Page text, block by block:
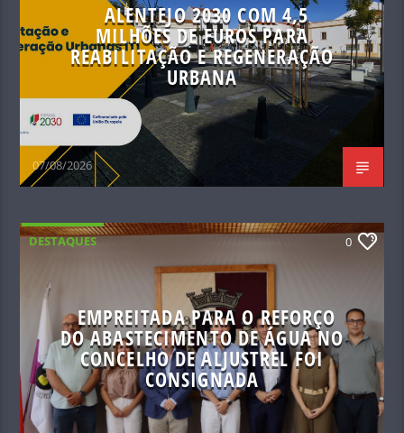
ALENTEJO 2030 COM 4,5
MILHÕES DE EUROS PARA
REABILITAÇÃO E REGENERAÇÃO
URBANA
07/08/2026
DESTAQUES 0
EMPREITADA PARA O REFORÇO
DO ABASTECIMENTO DE ÁGUA NO
CONCELHO DE ALJUSTREL FOI
CONSIGNADA